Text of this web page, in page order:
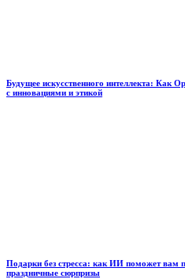
Будущее искусственного интеллекта: Как
с инновациями и этикой
Подарки без стресса: как ИИ поможет вам
праздничные сюрпризы